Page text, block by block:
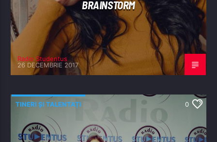
BRAINSTORM
Radio Studentus
26 DECEMBRIE 2017
TINERI ȘI TALENTAȚI 0